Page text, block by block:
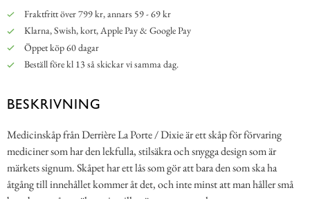
Fraktfritt över 799 kr, annars 59 - 69 kr
Klarna, Swish, kort, Apple Pay & Google Pay
Öppet köp 60 dagar
Beställ före kl 13 så skickar vi samma dag.
BESKRIVNING
Medicinskåp från Derrière La Porte / Dixie är ett skåp för förvaring
mediciner som har den lekfulla, stilsäkra och snygga design som är
märkets signum. Skåpet har ett lås som gör att bara den som ska ha
åtgång till innehållet kommer åt det, och inte minst att man håller små